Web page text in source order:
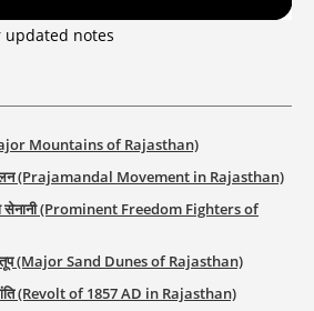
updated notes
Mountains of Rajasthan)
(Prajamandal Movement in Rajasthan)
सेनानी (Prominent Freedom Fighters of
(Major Sand Dunes of Rajasthan)
(Revolt of 1857 AD in Rajasthan)